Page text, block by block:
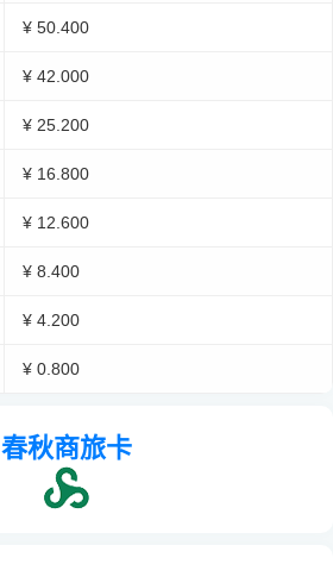
¥ 50.400
¥ 42.000
¥ 25.200
¥ 16.800
¥ 12.600
¥ 8.400
¥ 4.200
¥ 0.800
春秋商旅卡